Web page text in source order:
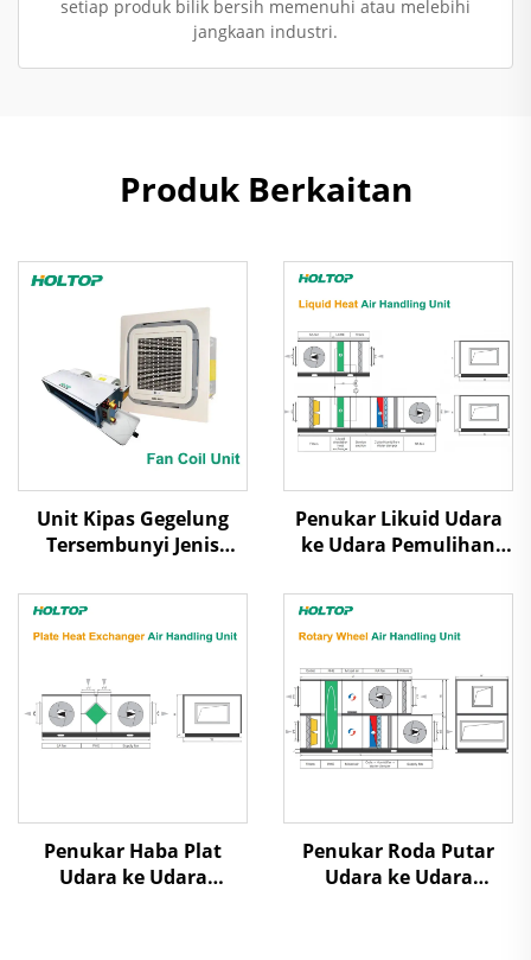
setiap produk bilik bersih memenuhi atau melebihi
jangkaan industri.
Produk Berkaitan
Unit Kipas Gegelung
Tersembunyi Jenis
Penukar Likuid Udara
ke Udara Pemulihan
Udara
Penukar Haba Plat
Udara ke Udara
Penukar Roda Putar
Udara ke Udara